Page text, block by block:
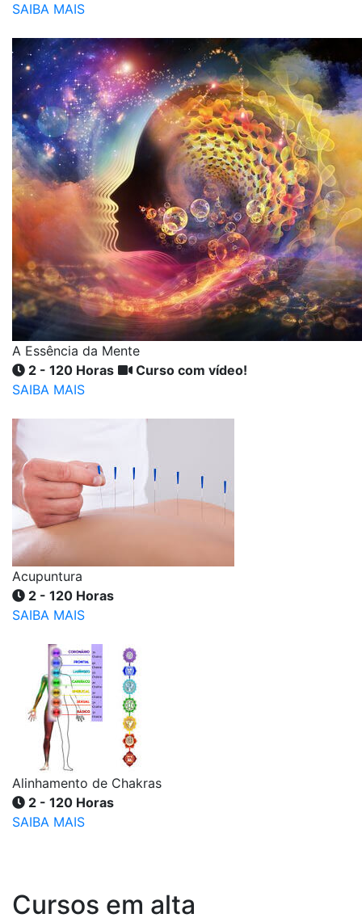
SAIBA MAIS
A Essência da Mente
2 - 120 Horas
Curso com vídeo!
SAIBA MAIS
Acupuntura
2 - 120 Horas
SAIBA MAIS
Alinhamento de Chakras
2 - 120 Horas
SAIBA MAIS
Cursos em alta